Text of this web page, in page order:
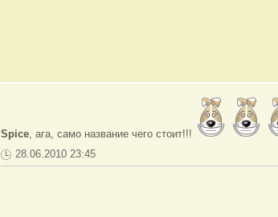
Spice, ага, само название чего стоит!!!
28.06.2010 23:45